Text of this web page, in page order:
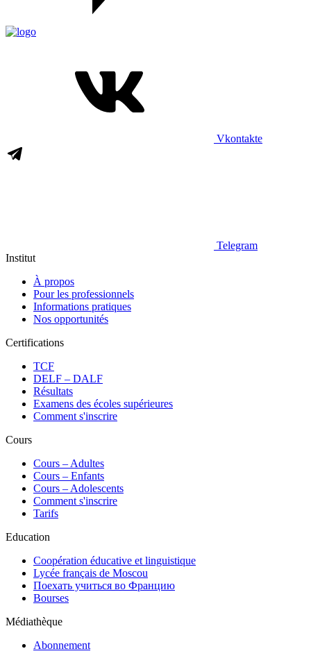
Vkontakte
Telegram
Institut
À propos
Pour les professionnels
Informations pratiques
Nos opportunités
Certifications
TCF
DELF – DALF
Résultats
Examens des écoles supérieures
Comment s'inscrire
Cours
Сours – Adultes
Cours – Enfants
Cours – Adolescents
Comment s'inscrire
Tarifs
Education
Coopération éducative et linguistique
Lycée français de Moscou
Поехать учиться во Францию
Bourses
Médiathèque
Abonnement